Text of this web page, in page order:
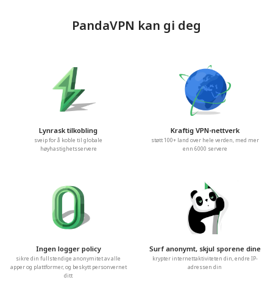
PandaVPN kan gi deg
Lynrask tilkobling
sveip for å koble til globale
høyhastighetsservere
Kraftig VPN-nettverk
støtt 100+ land over hele verden, med mer
enn 6000 servere
Ingen logger policy
sikre din fullstendige anonymitet av alle
apper og plattformer, og beskytt personvernet
ditt
Surf anonymt, skjul sporene dine
krypter internettaktiviteten din, endre IP-
adressen din